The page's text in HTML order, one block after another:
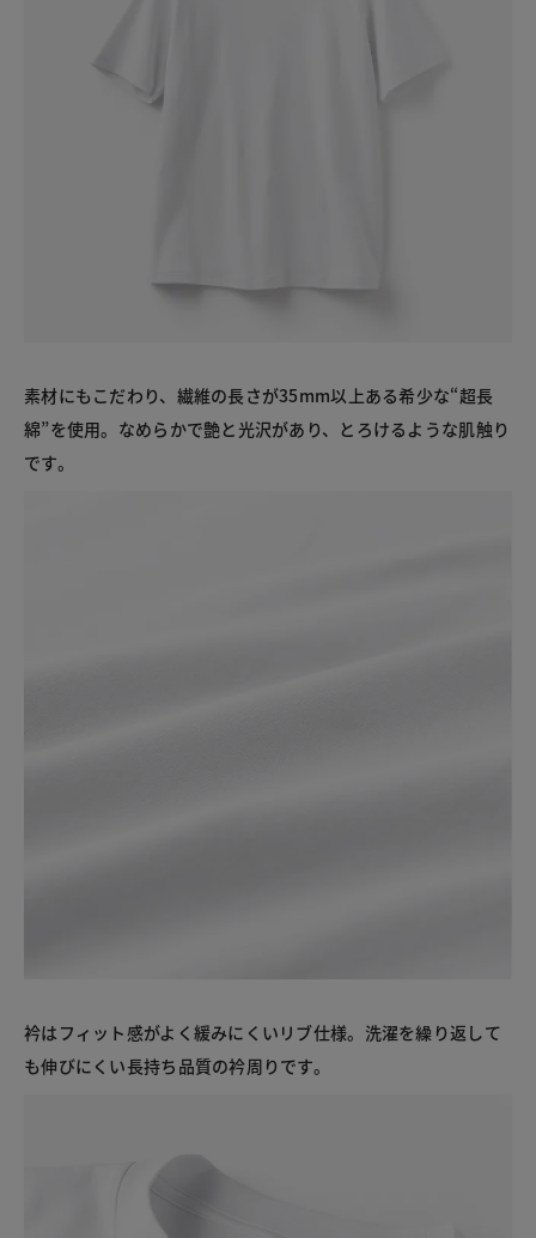
素材にもこだわり、繊維の長さが35mm以上ある希少な“超長
綿”を使用。なめらかで艶と光沢があり、とろけるような肌触り
です。
衿はフィット感がよく緩みにくいリブ仕様。洗濯を繰り返して
も伸びにくい長持ち品質の衿周りです。